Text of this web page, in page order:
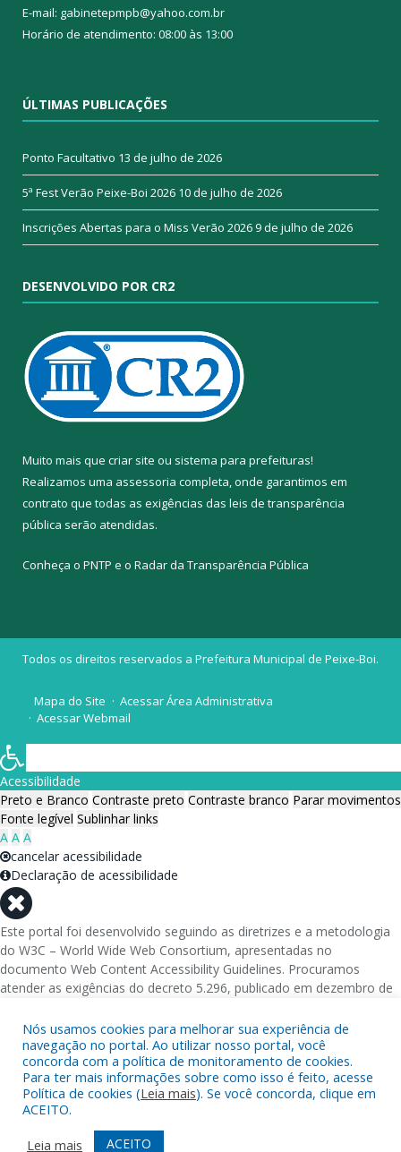
E-mail: gabinetepmpb@yahoo.com.br
Horário de atendimento: 08:00 às 13:00
ÚLTIMAS PUBLICAÇÕES
Ponto Facultativo 13 de julho de 2026
5ª Fest Verão Peixe-Boi 2026 10 de julho de 2026
Inscrições Abertas para o Miss Verão 20269 de julho de 2026
DESENVOLVIDO POR CR2
Muito mais que criar site ou sistema para prefeituras!
Realizamos uma assessoria completa, onde garantimos em
contrato que todas as exigências das leis de transparência
pública serão atendidas.
Conheça o PNTP e o Radar da Transparência Pública
Todos os direitos reservados a Prefeitura Municipal de Peixe-Boi.
Mapa do Site
Acessar Área Administrativa
Acessar Webmail
Nós usamos cookies para melhorar sua experiência de
navegação no portal. Ao utilizar nosso portal, você
concorda com a política de monitoramento de cookies.
Para ter mais informações sobre como isso é feito, acesse
Política de cookies (Leia mais). Se você concorda, clique em
ACEITO.
Leia mais
ACEITO
Acessibilidade
Preto e Branco Contraste preto Contraste branco Parar movimentos
Fonte legível Sublinhar links
A A A
cancelar acessibilidade
Declaração de acessibilidade
Este portal foi desenvolvido seguindo as diretrizes e a metodologia
do W3C – World Wide Web Consortium, apresentadas no
documento Web Content Accessibility Guidelines. Procuramos
atender as exigências do decreto 5.296, publicado em dezembro de
eletrônicos da administração pública na rede mundial de
computadores para o uso das pessoas com necessidades especiais,
garantindo-lhes o pleno acesso aos conteúdos disponíveis.
Além de validações automáticas, foram realizados testes em
diversos navegadores e através do utilitário de acesso a Internet do
DOSVOX, sistema operacional destinado deficientes visuais.